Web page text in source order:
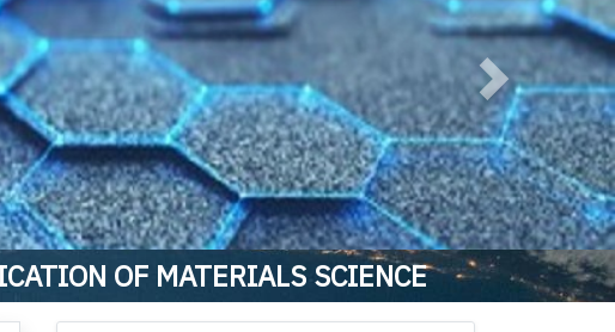
Next
OF MATERIALS SCIENCE